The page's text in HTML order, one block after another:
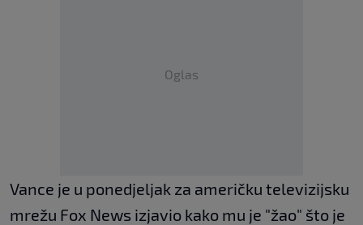
Oglas
Vance je u ponedjeljak za američku televizijsku
mrežu Fox News izjavio kako mu je "žao" što je